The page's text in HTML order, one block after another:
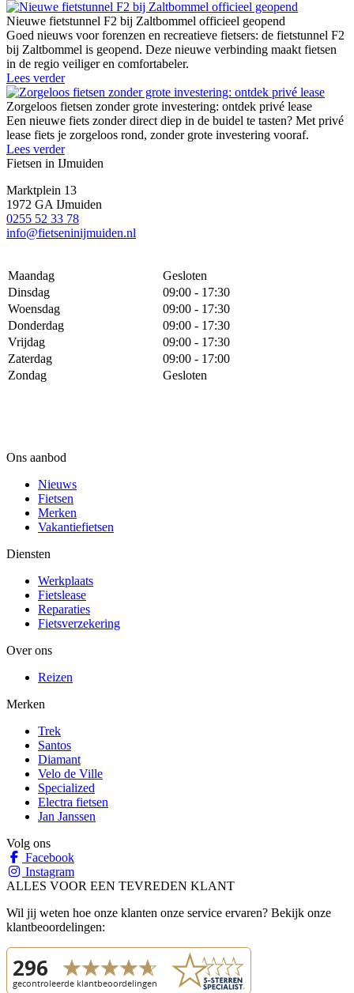
Nieuwe fietstunnel F2 bij Zaltbommel officieel geopend
Goed nieuws voor forenzen en recreatieve fietsers: de fietstunnel F2
bij Zaltbommel is geopend. Deze nieuwe verbinding maakt fietsen
in de regio veiliger en comfortabeler.
Lees verder
Zorgeloos fietsen zonder grote investering: ontdek privé lease
Een nieuwe fiets zonder direct diep in de buidel te tasten? Met privé
lease fiets je zorgeloos rond, zonder grote investering vooraf.
Lees verder
Fietsen in IJmuiden
Marktplein 13
1972 GA IJmuiden
0255 52 33 78
info@fietseninijmuiden.nl
Maandag
Gesloten
Dinsdag
09:00 - 17:30
Woensdag
09:00 - 17:30
Donderdag
09:00 - 17:30
Vrijdag
09:00 - 17:30
Zaterdag
09:00 - 17:00
Zondag
Gesloten
Ons aanbod
Nieuws
Fietsen
Merken
Vakantiefietsen
Diensten
Werkplaats
Fietslease
Reparaties
Fietsverzekering
Over ons
Reizen
Merken
Trek
Santos
Diamant
Velo de Ville
Specialized
Electra fietsen
Jan Janssen
Volg ons
Facebook
Instagram
ALLES VOOR EEN TEVREDEN KLANT
Wil jij weten hoe onze klanten onze service ervaren? Bekijk onze
klantbeoordelingen: